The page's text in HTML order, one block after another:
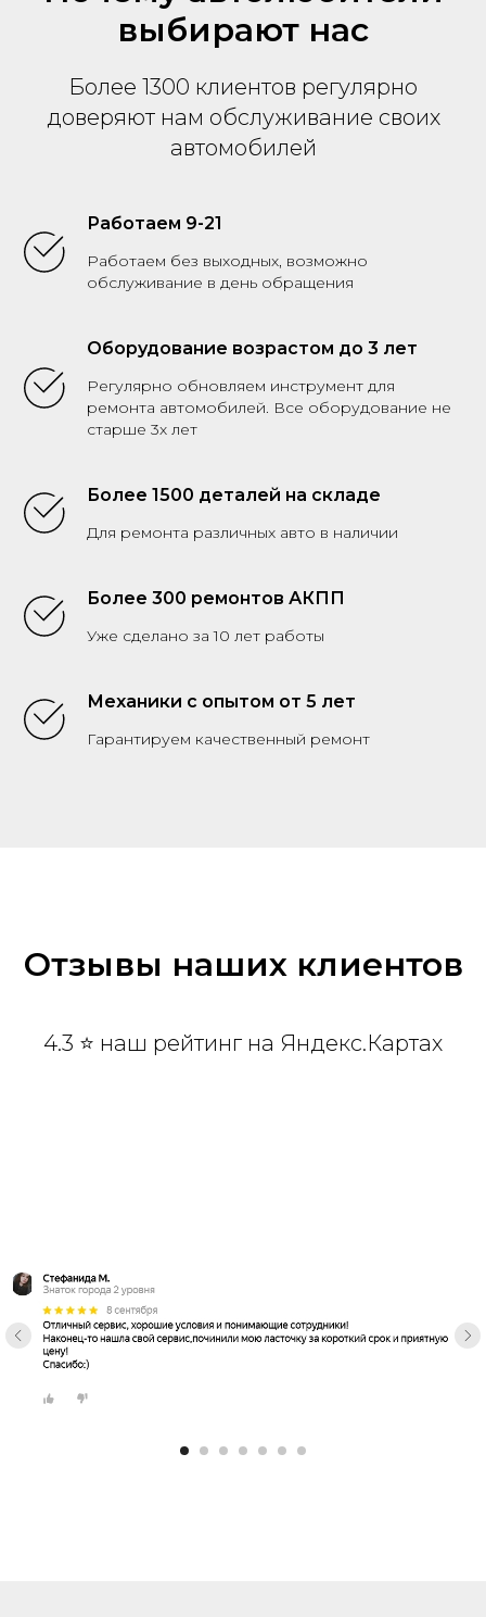
выбирают нас
Более 1300 клиентов регулярно
доверяют нам обслуживание своих
автомобилей
Работаем 9-21
Работаем без выходных, возможно
обслуживание в день обращения
Оборудование возрастом до 3 лет
Регулярно обновляем инструмент для
ремонта автомобилей. Все оборудование не
старше 3х лет
Более 1500 деталей на складе
Для ремонта различных авто в наличии
Более 300 ремонтов АКПП
Уже сделано за 10 лет работы
Механики с опытом от 5 лет
Гарантируем качественный ремонт
Отзывы наших клиентов
4.3 ⭐ наш рейтинг на Яндекс.Картах